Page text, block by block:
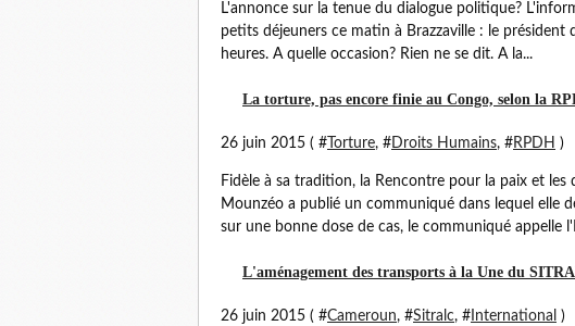
L'annonce sur la tenue du dialogue politique?
petits déjeuners ce matin à Brazzaville : le
heures. A quelle occasion? Rien ne se dit. A la...
La torture, pas encore finie au Congo, selon la
26 juin 2015 ( # Torture, #Droits Humains, #RPDH )
Fidèle à sa tradition, la Rencontre pour la paix et
Mounzéo a publié un communiqué dans lequel elle
sur une bonne dose de cas, le communiqué appelle
L'aménagement des transports à la Une du
26 juin 2015 ( #Cameroun, #Sitralc, # International )